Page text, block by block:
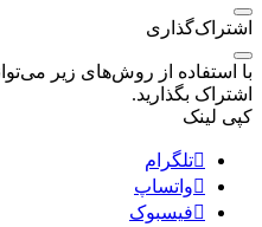
اشتراک‌گذاری
با استفاده از روش‌های زیر
اشتراک بگذارید.
کپی لینک
تلگرام
واتساپ
فیسبوک